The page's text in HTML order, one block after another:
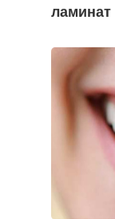
ламинат